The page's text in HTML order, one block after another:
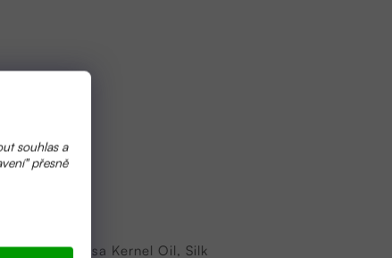
souhlas a
přesně
Spinosa Kernel Oil, Silk